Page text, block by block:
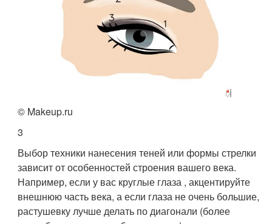
© Makeup.ru
3
Выбор техники нанесения теней или формы стрелки
зависит от особенностей строения вашего века.
Например, если у вас круглые глаза , акцентируйте
внешнюю часть века, а если глаза не очень большие,
растушевку лучше делать по диагонали (более